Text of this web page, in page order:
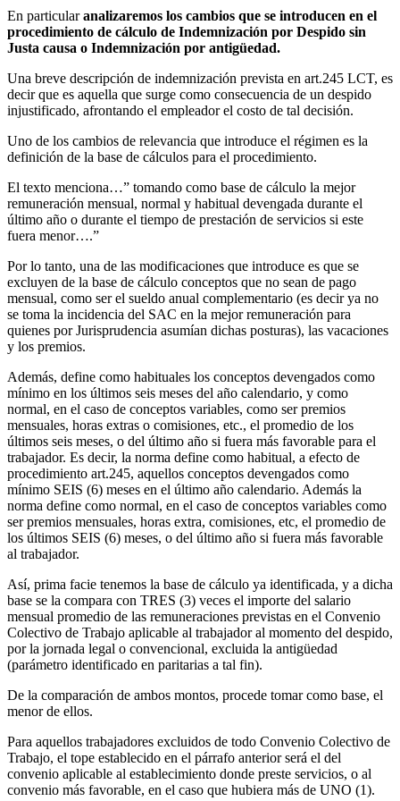
En particularanalizaremos los cambios que se introducen en el
procedimiento de cálculo de Indemnización por Despido sin
Justa causa o Indemnización por antigüedad.
Una breve descripción de indemnización prevista en art.245 LCT, es
decir que es aquella que surge como consecuencia de un despido
injustificado, afrontando el empleador el costo de tal decisión.
Uno de los cambios de relevancia que introduce el régimen es la
definición de la base de cálculos para el procedimiento.
El texto menciona…” tomando como base de cálculo la mejor
remuneración mensual, normal y habitual devengada durante el
último año o durante el tiempo de prestación de servicios si este
fuera menor….”
Por lo tanto, una de las modificaciones que introduce es que se
excluyen de la base de cálculo conceptos que no sean de pago
mensual, como ser el sueldo anual complementario (es decir ya no
se toma la incidencia del SAC en la mejor remuneración para
quienes por Jurisprudencia asumían dichas posturas), las vacaciones
y los premios.
Además, define como habituales los conceptos devengados como
mínimo en los últimos seis meses del año calendario, y como
normal, en el caso de conceptos variables, como ser premios
mensuales, horas extras o comisiones, etc., el promedio de los
últimos seis meses, o del último año si fuera más favorable para el
trabajador. Es decir, la norma define como habitual, a efecto de
procedimiento art.245, aquellos conceptos devengados como
mínimo SEIS (6) meses en el último año calendario. Además la
norma define como normal, en el caso de conceptos variables como
ser premios mensuales, horas extra, comisiones, etc, el promedio de
los últimos SEIS (6) meses, o del último año si fuera más favorable
al trabajador.
Así, prima facie tenemos la base de cálculo ya identificada, y a dicha
base se la compara con TRES (3) veces el importe del salario
mensual promedio de las remuneraciones previstas en el Convenio
Colectivo de Trabajo aplicable al trabajador al momento del despido,
por la jornada legal o convencional, excluida la antigüedad
(parámetro identificado en paritarias a tal fin).
De la comparación de ambos montos, procede tomar como base, el
menor de ellos.
Para aquellos trabajadores excluidos de todo Convenio Colectivo de
Trabajo, el tope establecido en el párrafo anterior será el del
convenio aplicable al establecimiento donde preste servicios, o al
convenio más favorable, en el caso que hubiera más de UNO (1).